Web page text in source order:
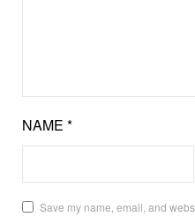
NAME *
Save my name, email, and